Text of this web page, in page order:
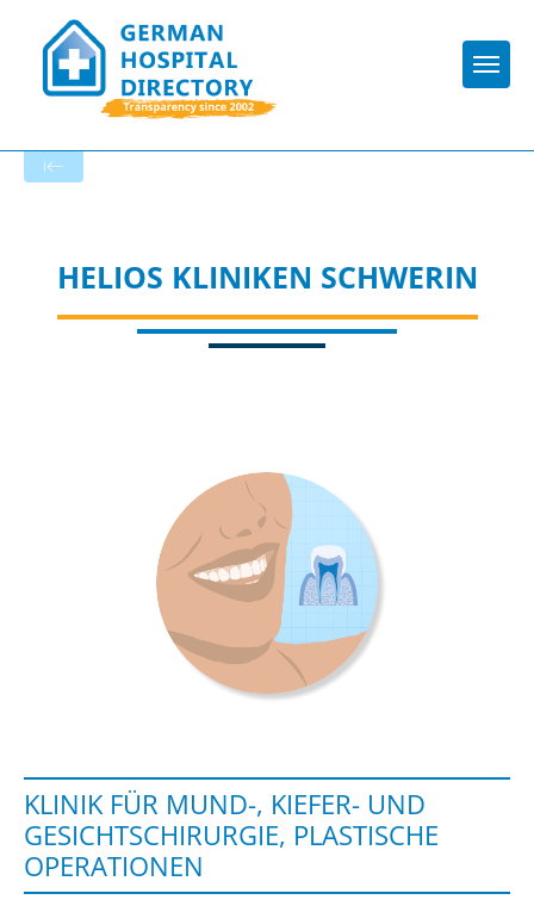
HELIOS KLINIKEN SCHWERIN
KLINIK FÜR MUND-, KIEFER- UND
GESICHTSCHIRURGIE, PLASTISCHE
OPERATIONEN